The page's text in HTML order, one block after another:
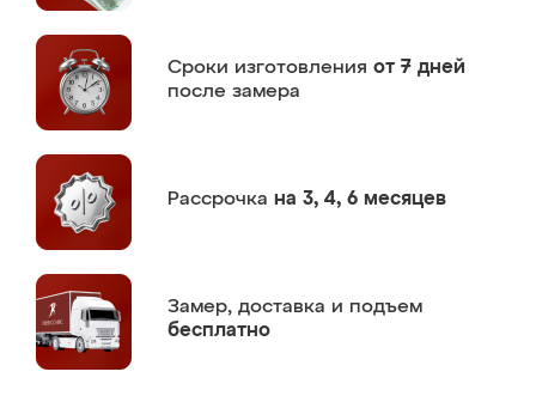
Сроки изготовления от 7 дней
после замера
Рассрочка на 3, 4, 6 месяцев
Замер, доставка и подъем
бесплатно